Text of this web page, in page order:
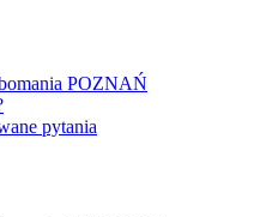
POZNAŃ
pytania